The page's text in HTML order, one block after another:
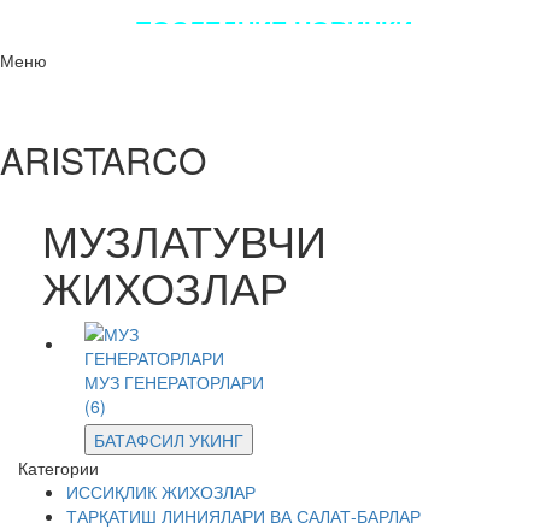
ПОСЛЕДНИЕ НОВИНКИ
Меню
ARISTARCO
МУЗЛАТУВЧИ
ЖИХОЗЛАР
МУЗ ГЕНЕРАТОРЛАРИ
(6)
БАТАФСИЛ УКИНГ
Категории
ИССИҚЛИК ЖИХОЗЛАР
ТАРҚАТИШ ЛИНИЯЛАРИ ВА САЛАТ-БАРЛАР